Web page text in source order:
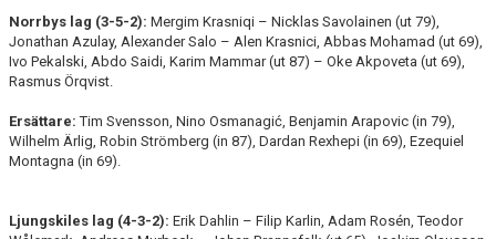
Norrbys lag (3-5-2): Mergim Krasniqi – Nicklas Savolainen (ut 79),
Jonathan Azulay, Alexander Salo – Alen Krasnici, Abbas Mohamad (ut 69),
Ivo Pekalski, Abdo Saidi, Karim Mammar (ut 87) – Oke Akpoveta (ut 69),
Rasmus Örqvist.
Ersättare:Tim Svensson, Nino Osmanagić, Benjamin Arapovic (in 79),
Wilhelm Ärlig, Robin Strömberg (in 87), Dardan Rexhepi (in 69), Ezequiel
Montagna (in 69).
Ljungskiles lag (4-3-2): Erik Dahlin – Filip Karlin, Adam Rosén, Teodor